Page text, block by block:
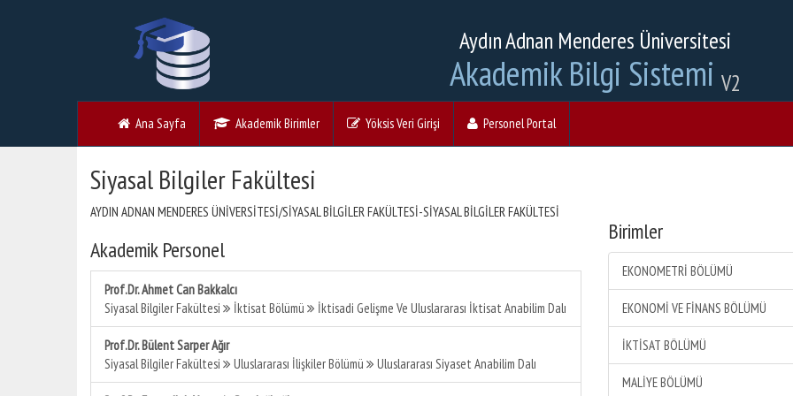
Aydın Adnan Menderes Üniversitesi
Akademik Bilgi Sistemi V2
Ana Sayfa Akademik Birimler Yöksis Veri Girişi Personel Portal
Siyasal Bilgiler Fakültesi
AYDIN ADNAN MENDERES ÜNİVERSİTESİ/SİYASAL BİLGİLER FAKÜLTESİ-SİYASAL BİLGİLER FAKÜLTESİ
Akademik Personel
Prof.Dr. Ahmet Can Bakkalcı
Siyasal Bilgiler Fakültesi
İktisat Bölümü İktisadi Gelişme Ve Uluslararası İktisat Anabilim Dalı
Prof.Dr. Bülent Sarper Ağır
Siyasal Bilgiler Fakültesi
Uluslararası İlişkiler Bölümü Uluslararası Siyaset Anabilim Dalı
Birimler
EKONOMETRİ BÖLÜMÜ
EKONOMİ VE FİNANS BÖLÜMÜ
İKTİSAT BÖLÜMÜ
MALİYE BÖLÜMÜ